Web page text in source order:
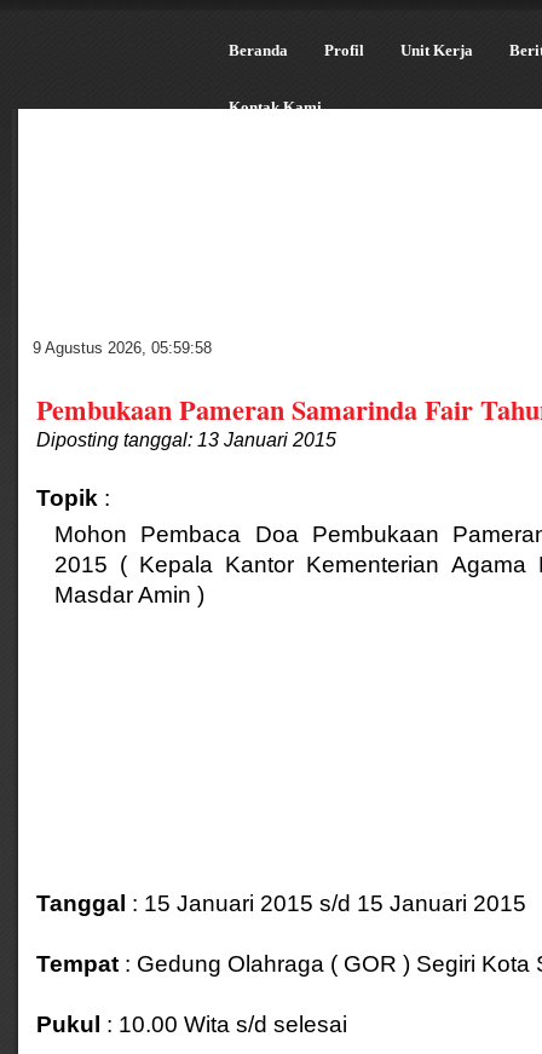
Beranda Profil Unit Kerja
Kontak Kami
9 Agustus 2026, 05:59:58
Pembukaan Pameran Samarinda Fair
Diposting tanggal: 13 Januari 2015
Topik :
Mohon Pembaca Doa Pembukaan
2015 ( Kepala Kantor Kementerian Agama
Masdar Amin )
Tanggal : 15 Januari 2015 s/d 15 Januari 2015
Tempat : Gedung Olahraga ( GOR ) Segiri Kota
Pukul : 10.00 Wita s/d selesai